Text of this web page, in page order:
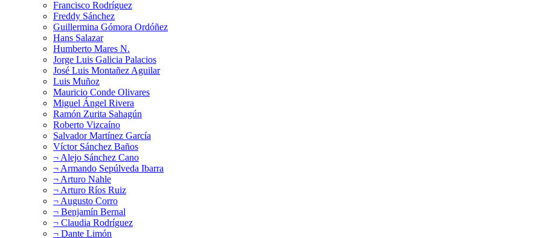
Francisco Rodríguez
Freddy Sánchez
Guillermina Gómora Ordóñez
Hans Salazar
Humberto Mares N.
Jorge Luis Galicia Palacios
José Luis Montañez Aguilar
Luis Muñoz
Mauricio Conde Olivares
Miguel Ángel Rivera
Ramón Zurita Sahagún
Roberto Vizcaíno
Salvador Martínez García
Víctor Sánchez Baños
¬ Alejo Sánchez Cano
¬ Armando Sepúlveda Ibarra
¬ Arturo Nahle
¬ Arturo Ríos Ruiz
¬ Augusto Corro
¬ Benjamín Bernal
¬ Claudia Rodríguez
¬ Dante Limón